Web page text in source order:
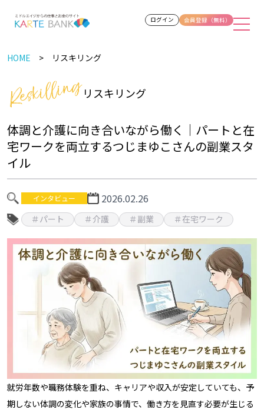
ログイン 会員登録（無料）
HOME リスキリング
リスキリング
体調と介護に向き合いながら働く｜パートと在
宅ワークを両立するつじまゆこさんの副業スタ
イル
インタビュー 2026.02.26
＃パート ＃介護 ＃副業 ＃在宅ワーク
就労年数や職務体験を重ね、キャリアや収入が安定していても、予
期しない体調の変化や家族の事情で、働き方を見直す必要が生じる